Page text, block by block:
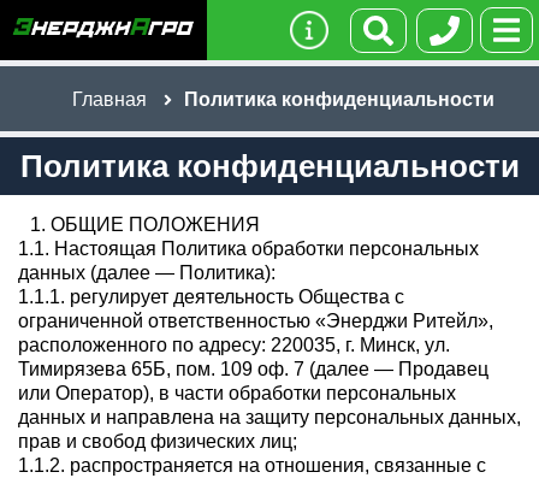
Главная Политика конфиденциальности
Политика конфиденциальности
1. ОБЩИЕ ПОЛОЖЕНИЯ
1.1. Настоящая Политика обработки персональных
данных (далее — Политика):
1.1.1. регулирует деятельность Общества с
ограниченной ответственностью «Энерджи Ритейл»,
расположенного по адресу: 220035, г. Минск, ул.
Тимирязева 65Б, пом. 109 оф. 7 (далее — Продавец
или Оператор), в части обработки персональных
данных и направлена на защиту персональных данных,
прав и свобод физических лиц;
1.1.2. распространяется на отношения, связанные с